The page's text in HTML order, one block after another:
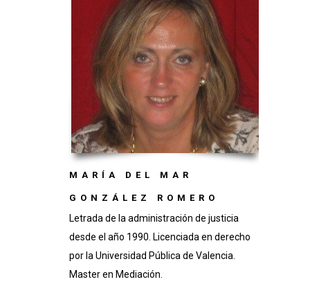
MARÍA DEL MAR
GONZÁLEZ ROMERO
Letrada de la administración de justicia
desde el año 1990. Licenciada en derecho
por la Universidad Pública de Valencia.
Master en Mediación.